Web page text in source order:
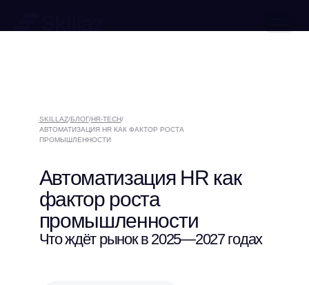
О КОМПАНИИ
МЕРОПРИЯТИЯ
РАБОТА В SKILLAZ
КОНТАКТЫ
ОБУЧЕНИЕ ИИ
ПРЕСС-ЦЕНТР
МАТЕРИАЛЫ
SKILLAZ/БЛОГ/HR-TECH/
АВТОМАТИЗАЦИЯ HR КАК ФАКТОР РОСТА
ПРОМЫШЛЕННОСТИ
Автоматизация HR как
фактор роста
промышленности
Что ждёт рынок в 2025—2027 годах